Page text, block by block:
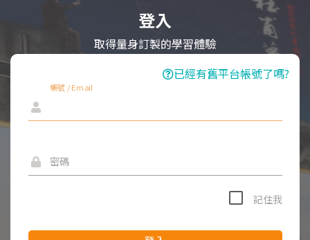
登入
取得量身訂製的學習體驗
已經有舊平台帳號了嗎?
帳號 / Email
密碼
記住我